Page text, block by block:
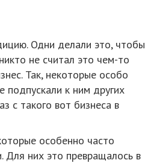
Одни делали это, чтобы
не считал это чем-то
Так, некоторые особо
к ним других
с такого вот бизнеса в
особенно часто
Для них это превращалось в